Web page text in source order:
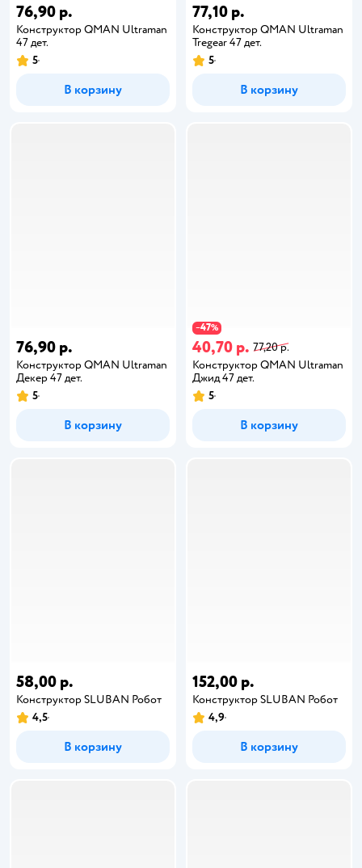
76,90 р.
Конструктор QMAN Ultraman
47 дет.
5
В корзину
77,10 р.
Конструктор QMAN Ultraman
Tregear 47 дет.
5
В корзину
76,90 р.
Конструктор QMAN Ultraman
Декер 47 дет.
5
В корзину
−47%
40,70 р. 77,20 р.
Конструктор QMAN Ultraman
Джид 47 дет.
5
В корзину
58,00 р.
Конструктор SLUBAN Робот
4,5
В корзину
152,00 р.
Конструктор SLUBAN Робот
4,9
В корзину